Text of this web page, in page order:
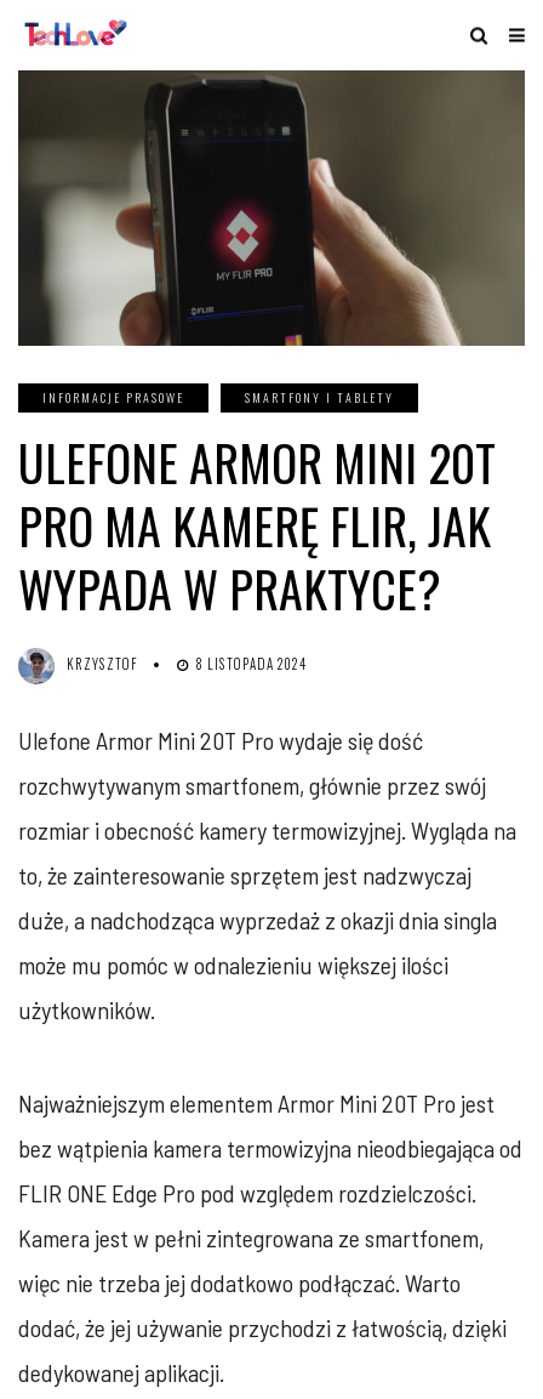
INFORMACJE PRASOWE SMARTFONY I TABLETY
ULEFONE ARMOR MINI 20T
PRO MA KAMERĘ FLIR, JAK
WYPADA W PRAKTYCE?
KRZYSZTOF 8 LISTOPADA 2024
Ulefone Armor Mini 20T Pro wydaje się dość
rozchwytywanym smartfonem, głównie przez swój
rozmiar i obecność kamery termowizyjnej. Wygląda na
to, że zainteresowanie sprzętem jest nadzwyczaj
duże, a nadchodząca wyprzedaż z okazji dnia singla
może mu pomóc w odnalezieniu większej ilości
użytkowników.
Najważniejszym elementem Armor Mini 20T Pro jest
bez wątpienia kamera termowizyjna nieodbiegająca od
FLIR ONE Edge Pro pod względem rozdzielczości.
Kamera jest w pełni zintegrowana ze smartfonem,
więc nie trzeba jej dodatkowo podłączać. Warto
dodać, że jej używanie przychodzi z łatwością, dzięki
dedykowanej aplikacji.